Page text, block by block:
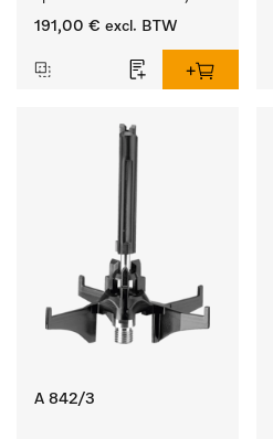
lengte 90 mm, 10 stuks
191,00 € excl. BTW
A 842/3